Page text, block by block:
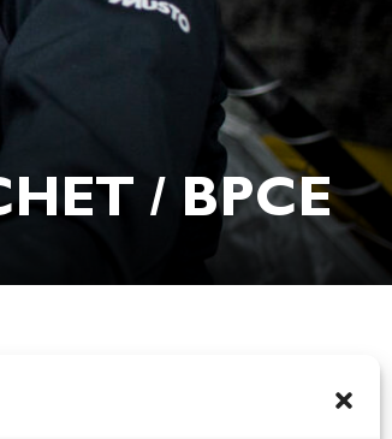
/ BPCE
100% Glisse - Écoles